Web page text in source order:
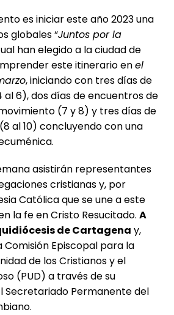
es iniciar este año 2023 una
globales “Juntos por la
han elegido a la ciudad de
este itinerario enel
, iniciando con tres días de
al 6), dos días de encuentros de
(7 y 8) y tres días de
al 10) concluyendo con una
asistirán representantes
cristianas y, por
Católica que se une a este
la fe en Cristo Resucitado. A
de Cartagena y,
Comisión Episcopal para la
de los Cristianos y el
(PUD) a través de su
Secretariado Permanente del